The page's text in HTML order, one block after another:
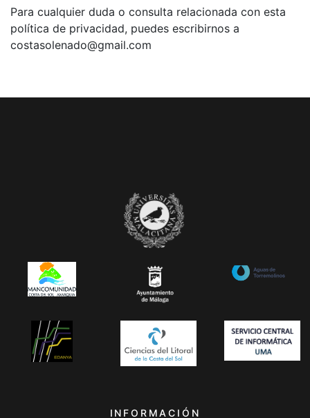
Para cualquier duda o consulta relacionada con esta
política de privacidad, puedes escribirnos a
costasolenado@gmail.com
INFORMACIÓN